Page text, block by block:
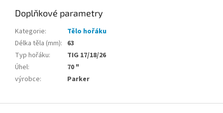
Doplňkové parametry
Kategorie:
Tělo hořáku
Délka těla (mm): 63
Typ hořáku:
TIG 17/18/26
Úhel:
70 "
výrobce: Parker